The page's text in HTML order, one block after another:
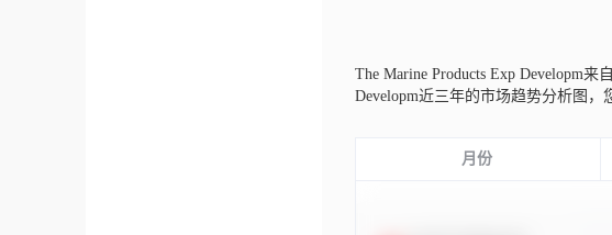
The Marine Products Exp Developm来
Developm近三年的市场趋势分析图
月份